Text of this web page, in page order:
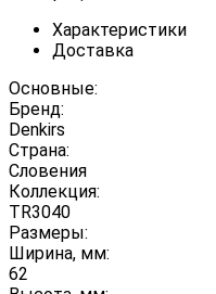
Характеристики
Доставка
Основные:
Бренд:
Denkirs
Страна:
Словения
Коллекция:
TR3040
Размеры:
Ширина, мм:
62